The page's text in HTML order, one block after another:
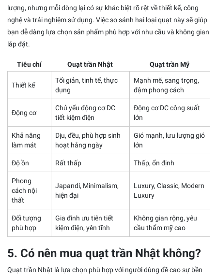
lượng, nhưng mỗi dòng lại có sự khác biệt rõ rệt về thiết kế, công
nghệ và trải nghiệm sử dụng. Việc so sánh hai loại quạt này sẽ giúp
bạn dễ dàng lựa chọn sản phẩm phù hợp với nhu cầu và không gian
lắp đặt.
Tiêu chí Quạt trần Nhật Quạt trần Mỹ
Thiết kế
Tối giản, tinh tế, thực
dụng
Mạnh mẽ, sang trọng,
đậm phong cách
Động cơ
Chủ yếu động cơ DC
tiết kiệm điện
Động cơ DC công suất
lớn
Khả năng
làm mát
Dịu, đều, phù hợp sinh
hoạt hằng ngày
Gió mạnh, lưu lượng gió
lớn
Độ ồn Rất thấp Thấp, ổn định
Phong
cách nội
thất
Japandi, Minimalism,
hiện đại
Luxury, Classic, Modern
Luxury
Đối tượng
phù hợp
Gia đình ưu tiên tiết
kiệm điện, yên tĩnh
Không gian rộng, yêu
cầu thẩm mỹ cao
5. Có nên mua quạt trần Nhật không?
Quạt trần Nhật là lựa chọn phù hợp với người dùng đề cao sự bền